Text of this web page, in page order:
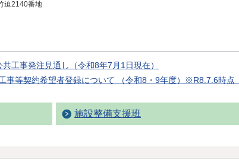
迫2140番地
工事発注見通し（令和8年7月1日現在）
事等契約希望者登録について （令和8・9年度）※R8.7.6時点
施設整備支援班